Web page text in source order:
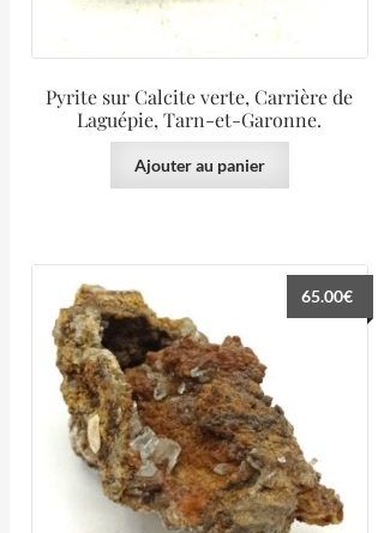
Pyrite sur Calcite verte, Carrière de
Laguépie, Tarn-et-Garonne.
Ajouter au panier
65.00€